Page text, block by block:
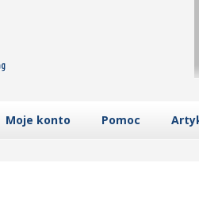
Moje konto Pomoc